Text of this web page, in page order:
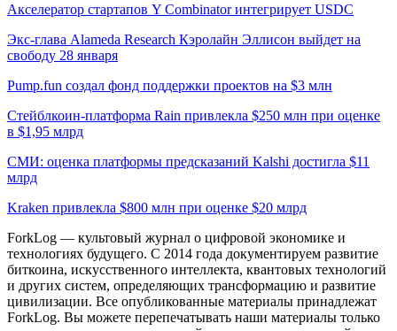
Акселератор стартапов Y Combinator интегрирует USDC
Экс-глава Alameda Research Кэролайн Эллисон выйдет на
свободу 28 января
Pump.fun создал фонд поддержки проектов на $3 млн
Стейблкоин-платформа Rain привлекла $250 млн при оценке
в $1,95 млрд
СМИ: оценка платформы предсказаний Kalshi достигла $11
млрд
Kraken привлекла $800 млн при оценке $20 млрд
ForkLog — культовый журнал о цифровой экономике и
технологиях будущего. С 2014 года документируем развитие
биткоина, искусственного интеллекта, квантовых технологий
и других систем, определяющих трансформацию и развитие
цивилизации. Все опубликованные материалы принадлежат
ForkLog. Вы можете перепечатывать наши материалы только